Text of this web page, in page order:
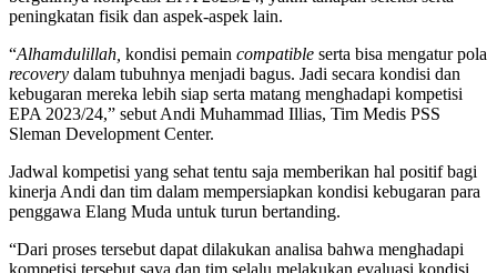
peningkatan fisik dan aspek-aspek lain.
“Alhamdulillah, kondisi pemain compatible serta bisa mengatur pola
recovery dalam tubuhnya menjadi bagus. Jadi secara kondisi dan
kebugaran mereka lebih siap serta matang menghadapi kompetisi
EPA 2023/24,” sebut Andi Muhammad Illias, Tim Medis PSS
Sleman Development Center.
Jadwal kompetisi yang sehat tentu saja memberikan hal positif bagi
kinerja Andi dan tim dalam mempersiapkan kondisi kebugaran para
penggawa Elang Muda untuk turun bertanding.
“Dari proses tersebut dapat dilakukan analisa bahwa menghadapi
kompetisi tersebut saya dan tim selalu melakukan evaluasi kondisi